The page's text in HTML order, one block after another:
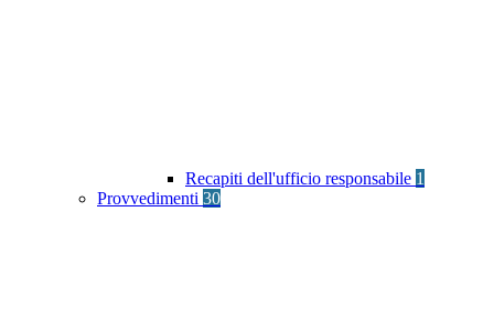
Recapiti dell'ufficio responsabile 1
Provvedimenti 30